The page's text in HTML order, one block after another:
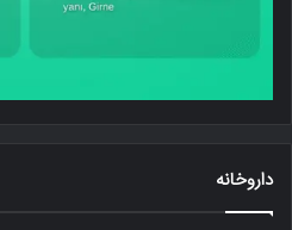
داروخانه